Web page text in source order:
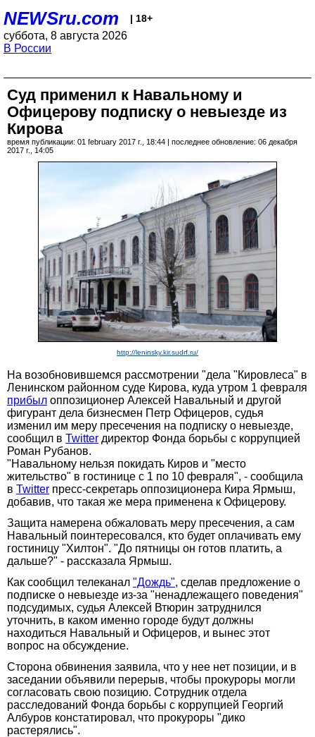
NEWSru.com | 18+
суббота, 8 августа 2026
В России
Суд применил к Навальному и
Офицерову подписку о невыезде из
Кирова
время публикации: 01 february 2017 г., 18:44 | последнее обновление: 06 декабря
2017 г., 14:05
http://leninsky.kir.sudrf.ru/
На возобновившемся рассмотрении "дела "Кировлеса" в
Ленинском районном суде Кирова, куда утром 1 февраля
прибыл оппозиционер Алексей Навальный и другой
фигурант дела бизнесмен Петр Офицеров, судья
изменил им меру пресечения на подписку о невыезде,
сообщил в Twitter директор Фонда борьбы с коррупцией
Роман Рубанов.
"Навальному нельзя покидать Киров и "место
жительство" в гостинице с 1 по 10 февраля", - сообщила
в Twitter пресс-секретарь оппозиционера Кира Ярмыш,
добавив, что такая же мера применена к Офицерову.
Защита намерена обжаловать меру пресечения, а сам
Навальный поинтересовался, кто будет оплачивать ему
гостиницу "Хилтон". "До пятницы он готов платить, а
дальше?" - рассказала Ярмыш.
Как сообщил телеканал "Дождь", сделав предложение о
подписке о невыезде из-за "ненадлежащего поведения"
подсудимых, судья Алексей Втюрин затруднился
уточнить, в каком именно городе будут должны
находиться Навальный и Офицеров, и вынес этот
вопрос на обсуждение.
Сторона обвинения заявила, что у нее нет позиции, и в
заседании объявили перерыв, чтобы прокуроры могли
согласовать свою позицию. Сотрудник отдела
расследований Фонда борьбы с коррупцией Георгий
Албуров констатировал, что прокуроры "дико
растерялись".